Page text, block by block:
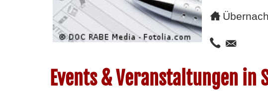
Events & Veranstaltungen in